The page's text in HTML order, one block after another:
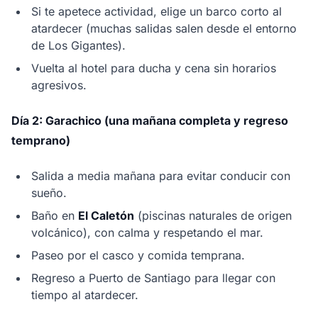
Si te apetece actividad, elige un barco corto al
atardecer (muchas salidas salen desde el entorno
de Los Gigantes).
Vuelta al hotel para ducha y cena sin horarios
agresivos.
Día 2: Garachico (una mañana completa y regreso
temprano)
Salida a media mañana para evitar conducir con
sueño.
Baño en El Caletón (piscinas naturales de origen
volcánico), con calma y respetando el mar.
Paseo por el casco y comida temprana.
Regreso a Puerto de Santiago para llegar con
tiempo al atardecer.